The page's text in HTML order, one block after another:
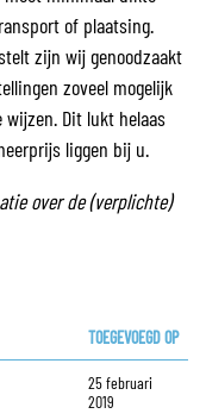
of plaatsing.
zijn wij genoodzaakt
zoveel mogelijk
Dit lukt helaas
liggen bij u.
over de (verplichte)
TOEGEVOEGD OP
25 februari
2019